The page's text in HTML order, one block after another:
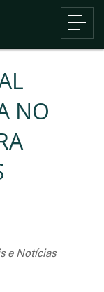
NO
e Notícias